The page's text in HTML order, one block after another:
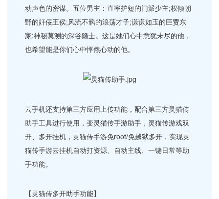
动声色的密谋。五位男主：直率护短的门派少主;权倾朝
野的奸佞王侯;风流不羁的浪荡才子;谦谦如玉的巨贾东
家;神秘莫测的深谷隐士。这是她们心中意犹未尽的他，
也希望能是你们心中怦然心动的他。
云手机还支持第三方应用上传功能，配合第三方灵猫传
助手工具进行使用，变灵猫传手游助手，灵猫传游戏双
开、多开挂机，灵猫传手游免root/免越狱多开，实现灵
猫传手游云挂机自动打资源、自动主线、一键日常等助
手功能。
【灵猫传多开助手功能】